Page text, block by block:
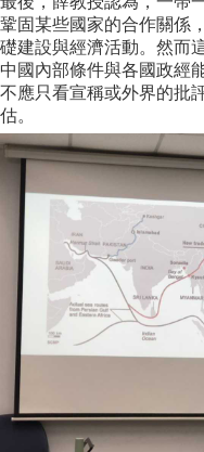
國
家
發
展
究
期
刊
學
鞏固某些國家的合作關係
礎建設與經濟活動。然而
中國內部條件與各國政經
不應只看宣稱或外界的批
估。